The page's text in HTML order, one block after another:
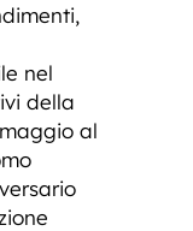
nel
della
al